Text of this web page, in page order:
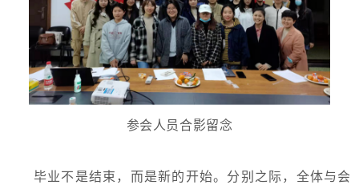
参会人员合影留念
毕业不是结束，而是新的开始。分别之际，全体与会